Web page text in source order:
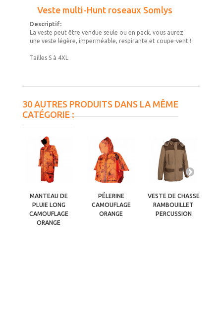
Veste multi-Hunt roseaux Somlys
Descriptif:
La veste peut être vendue seule ou en pack, vous aurez
une veste légère, imperméable, respirante et coupe-vent !
Tailles S à 4XL
30 AUTRES PRODUITS DANS LA MÊME
CATÉGORIE :
MANTEAU DE
PLUIE LONG
CAMOUFLAGE
ORANGE
PÉLERINE
CAMOUFLAGE
ORANGE
VESTE DE CHASSE
RAMBOUILLET
PERCUSSION